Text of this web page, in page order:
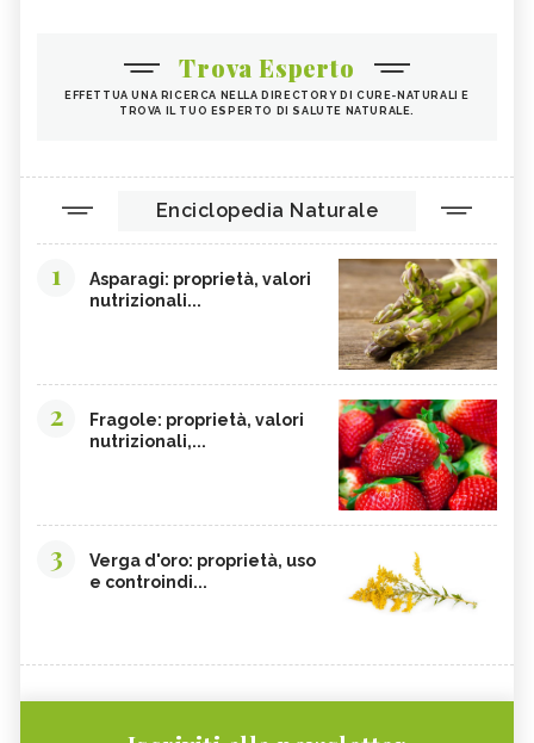
Trova Esperto
EFFETTUA UNA RICERCA NELLA DIRECTORY DI CURE-NATURALI E
TROVA IL TUO ESPERTO DI SALUTE NATURALE.
Enciclopedia Naturale
1
Asparagi: proprietà, valori
nutrizionali...
2
Fragole: proprietà, valori
nutrizionali,...
3
Verga d'oro: proprietà, uso
e controindi...